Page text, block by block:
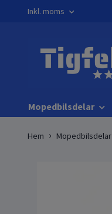
Inkl. moms
Mopedbilsdelar
Hem Mopedbilsdelar